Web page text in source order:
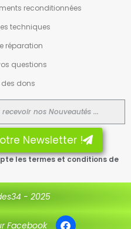
reconditionnées
techniques
réparation
questions
des dons
Newsletter !
les termes et conditions de
- 2025
Facebook